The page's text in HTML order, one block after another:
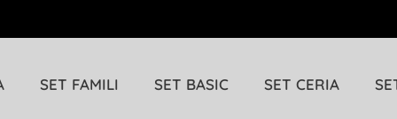
SET FAMILI SET BASIC SET CERIA